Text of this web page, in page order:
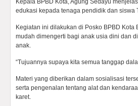
Kepala BPBD Kota, Agung Sedayu
edukasi kepada tenaga pendidik dan
Kegiatan ini dilakukan di Posko BPBD
mudah dimengerti bagi anak usia dini dan
anak.
“Tujuannya supaya kita semua tanggap
Materi yang diberikan dalam sosialisasi
serta pengenalan tentang alat dan
karet.